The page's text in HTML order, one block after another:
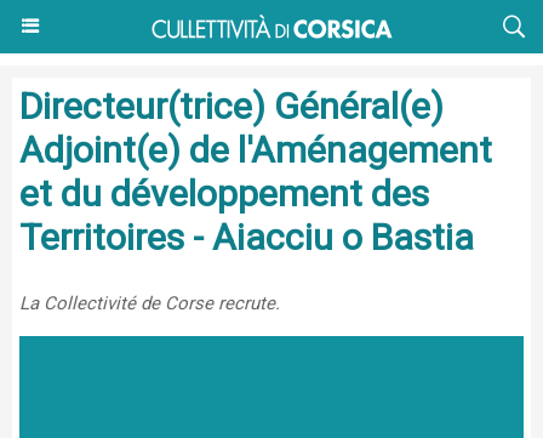
Directeur(trice) Général(e)
Adjoint(e) de l'Aménagement
et du développement des
Territoires - Aiacciu o Bastia
La Collectivité de Corse recrute.